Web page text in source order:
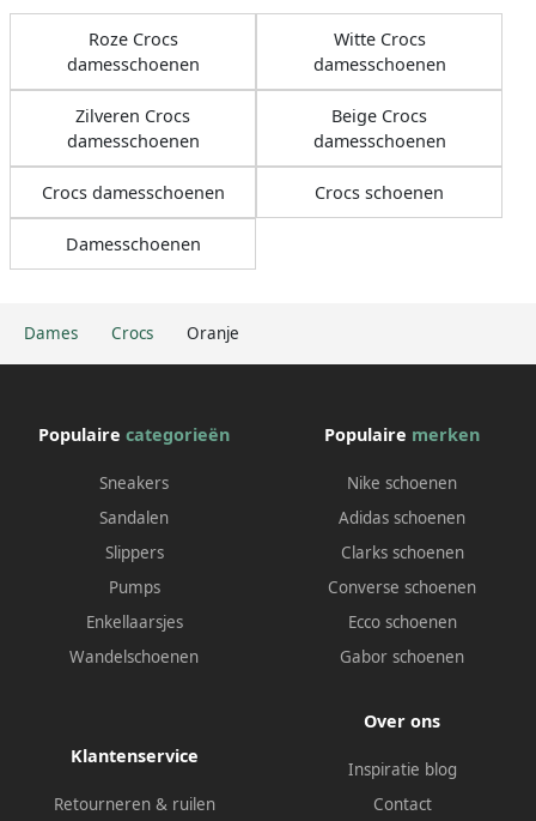
Dames Crocs Oranje
Roze Crocs
damesschoenen
Witte Crocs
damesschoenen
Zilveren Crocs
damesschoenen
Beige Crocs
damesschoenen
Crocs damesschoenen Crocs schoenen
Damesschoenen
Populaire categorieën
Sneakers
Sandalen
Slippers
Pumps
Enkellaarsjes
Wandelschoenen
Populaire merken
Nike schoenen
Adidas schoenen
Clarks schoenen
Converse schoenen
Ecco schoenen
Gabor schoenen
Klantenservice
Retourneren & ruilen
Over ons
Inspiratie blog
Contact